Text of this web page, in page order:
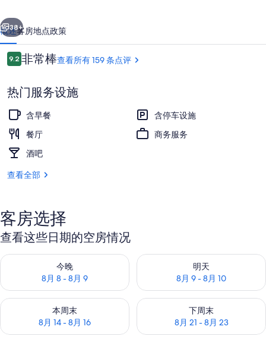
的
照
片
库
个 下一个
38+
概述客房地点政策
点
评
9.29.2/10
非常棒查看所有 159 条点评
热门服务设施
含早餐
含停车设施
餐厅
商务服务
酒吧
查看全部
客房选择
查看这些日期的空房情况
今晚
8月 8 - 8月 9
查看今晚的空房情况：8月 8 - 8月 9
明天
8月 9 - 8月 10
查看明天的空房情况：8月 9 -
本周末
8月 14 - 8月 16
查看本周末的空房情况：8月 14 - 8月 16
下周末
8月 21 - 8月 23
查看下周末的空房情况：8月